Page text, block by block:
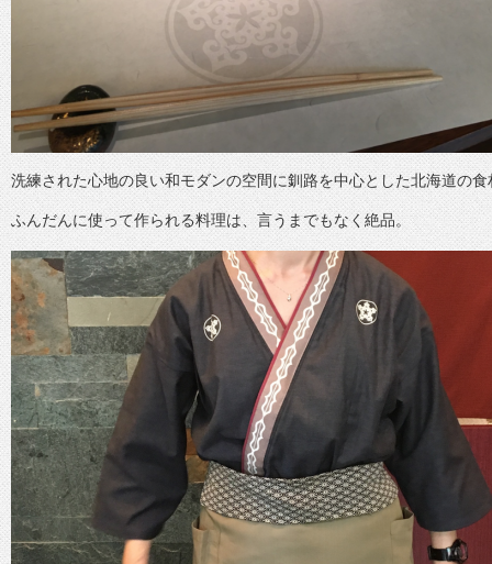
洗練された心地の良い和モダンの空間に釧路を中心とした北海道の食
ふんだんに使って作られる料理は、言うまでもなく絶品。